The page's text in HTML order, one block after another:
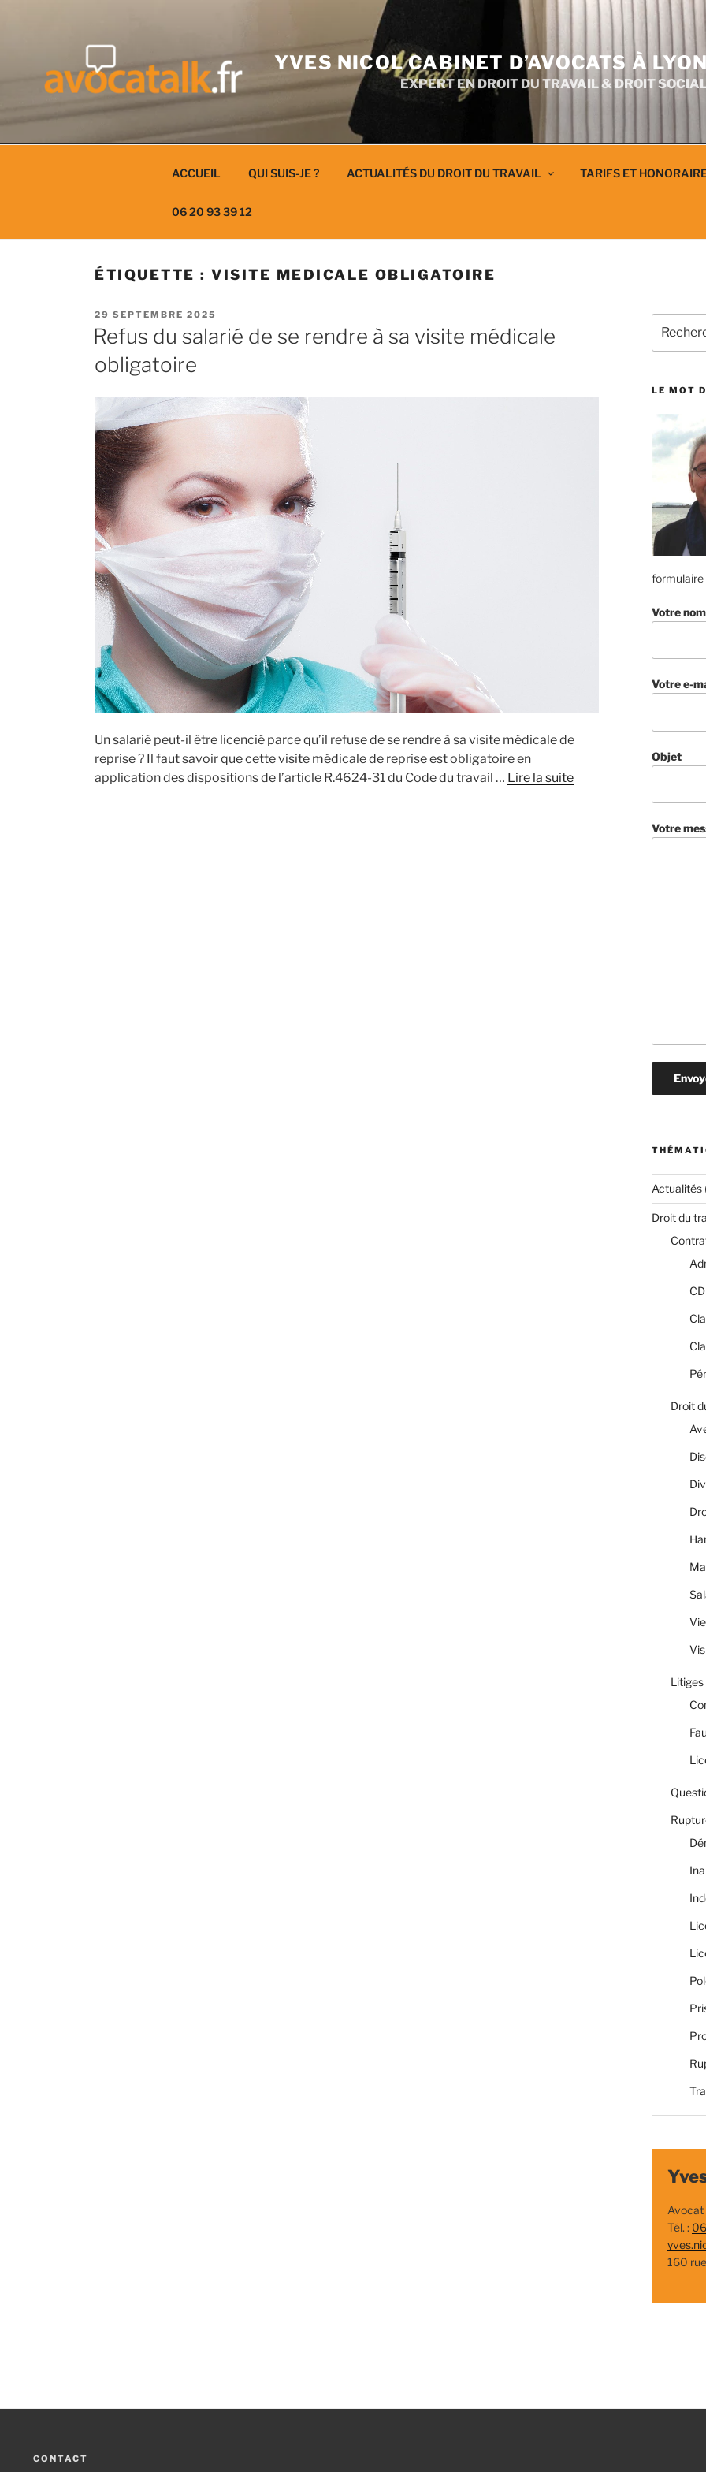
YVES NICOL CABINET D’AVOCATS À
EXPERT EN DROIT DU TRAVAIL & DROIT
ACCUEIL QUI SUIS-JE ? ACTUALITÉS DU DROIT DU TRAVAIL TARIFS ET
06 20 93 39 12
ÉTIQUETTE :VISITE MEDICALE OBLIGATOIRE
PUBLIÉ
LE
29 SEPTEMBRE 2025
Refus du salarié de se rendre à sa visite médicale
obligatoire
Un salarié peut-il être licencié parce qu’il refuse de se rendre à sa visite médicale de
reprise ? Il faut savoir que cette visite médicale de reprise est obligatoire en
application des dispositions de l’article R.4624-31 du Code du travail … Lire la suite
pour
LE MOT
formulaire
Votre nom
Votre e-
Objet
Votre
Actualités
Droit du
Droit
Litiges
Avocat
Tél. :
160
CONTACT